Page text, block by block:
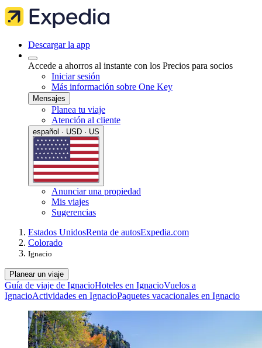
Descargar la app
Accede a ahorros al instante con los Precios para socios
Iniciar sesión
Más información sobre One Key
Mensajes
Planea tu viaje
Atención al cliente
español · USD · US
Anunciar una propiedad
Mis viajes
Sugerencias
Estados UnidosRenta de autosExpedia.com
Colorado
Ignacio
Planear un viaje
Guía de viaje de IgnacioHoteles en IgnacioVuelos a
IgnacioActividades en IgnacioPaquetes vacacionales en Ignacio